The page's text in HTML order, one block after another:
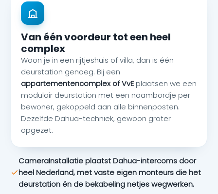
Van één voordeur tot een heel
complex
Woon je in een rijtjeshuis of villa, dan is één
deurstation genoeg. Bij een
appartementencomplex of VvE plaatsen we een
modulair deurstation met een naambordje per
bewoner, gekoppeld aan alle binnenposten.
Dezelfde Dahua-techniek, gewoon groter
opgezet.
CameraInstallatie plaatst Dahua-intercoms door
heel Nederland, met vaste eigen monteurs die het
deurstation én de bekabeling netjes wegwerken.